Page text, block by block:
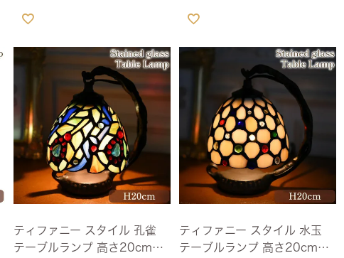
ティファニー スタイル 孔雀
テーブルランプ 高さ20cm
ティファニー スタイル 水玉
テーブルランプ 高さ20cm